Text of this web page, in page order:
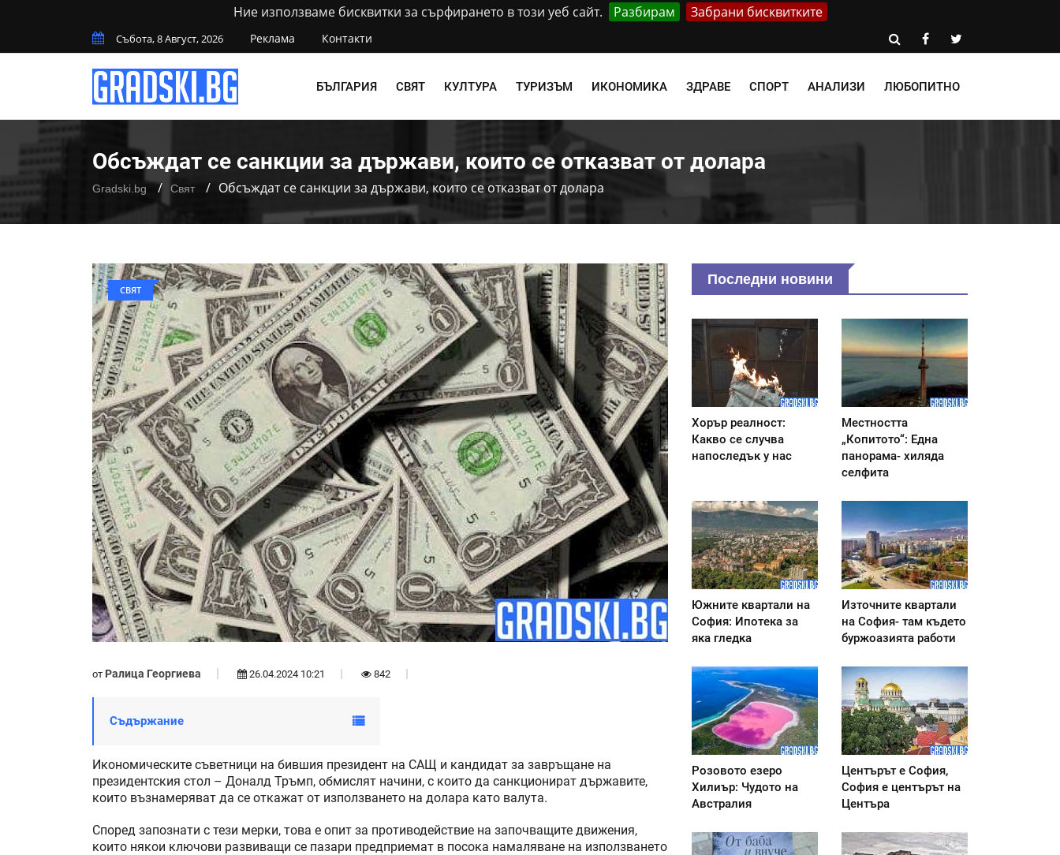
Ние използваме бисквитки за сърфирането в този уеб сайт. Разбирам Забрани бисквитките
Събота, 8 Август, 2026 Реклама Контакти
БЪЛГАРИЯ СВЯТ КУЛТУРА ТУРИЗЪМ ИКОНОМИКА ЗДРАВЕ СПОРТ АНАЛИЗИ ЛЮБОПИТНО
Обсъждат се санкции за държави, които се отказват от долара
Gradski.bg Свят Обсъждат се санкции за държави, които се отказват от долара
СВЯТ
от Ралица Георгиева 26.04.2024 10:21 842
Съдържание
Икономическите съветници на бившия президент на САЩ и кандидат за завръщане на
президентския стол – Доналд Тръмп, обмислят начини, с които да санкционират държавите,
които възнамеряват да се откажат от използването на долара като валута.
Според запознати с тези мерки, това е опит за противодействие на започващите движения,
които някои ключови развиващи се пазари предприемат в посока намаляване на използването
Последни новини
Хорър реалност:
Какво се случва
напоследък у нас
Местността
„Копитото“: Една
панорама- хиляда
селфита
Южните квартали на
София: Ипотека за
яка гледка
Източните квартали
на София- там където
буржоазията работи
Розовото езеро
Хилиър: Чудото на
Австралия
Центърът е София,
София е центърът на
Центъра